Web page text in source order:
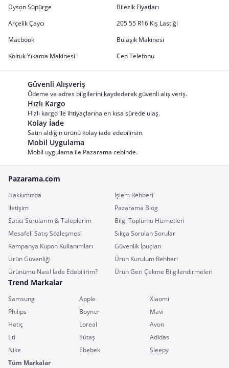
Dyson Süpürge
Bilezik Fiyatları
Arçelik Çaycı
205 55 R16 Kış Lastiği
Macbook
Bulaşık Makinesi
Koltuk Yıkama Makinesi
Cep Telefonu
Güvenli Alışveriş
Ödeme ve adres bilgilerini kaydederek güvenli alış veriş.
Hızlı Kargo
Hızlı kargo ile ihtiyaçlarına en kısa sürede ulaş.
Kolay İade
Satın aldığın ürünü kolay iade edebilirsin.
Mobil Uygulama
Mobil uygulama ile Pazarama cebinde.
Pazarama.com
Hakkımızda
İşlem Rehberi
İletişim
Pazarama Blog
Satıcı Sorularım & Taleplerim
Bilgi Toplumu Hizmetleri
Mesafeli Satış Sözleşmesi
Sıkça Sorulan Sorular
Kampanya Kupon Kullanımları
Güvenlik İpuçları
Ürün Güvenliği
Ürün Kurulum Rehberi
Ürünümü Nasıl İade Edebilirim?
Ürün Geri Çekme Bilgilendirmeleri
Trend Markalar
Samsung Apple
Xiaomi
Philips
Boyner
Mavi
Hotiç
Loreal
Avon
Eti
Sütaş
Adidas
Nike
Ebebek
Sleepy
Tüm Markalar